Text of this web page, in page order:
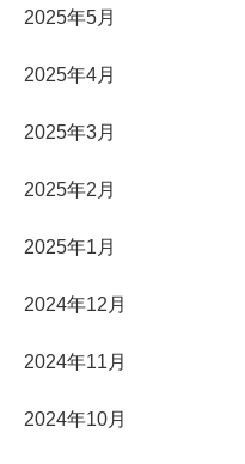
2025年5月
2025年4月
2025年3月
2025年2月
2025年1月
2024年12月
2024年11月
2024年10月